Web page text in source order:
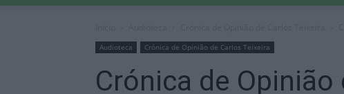
Audioteca Crónica de Opinião de Carlos Teixeira
Crónica de Opinião